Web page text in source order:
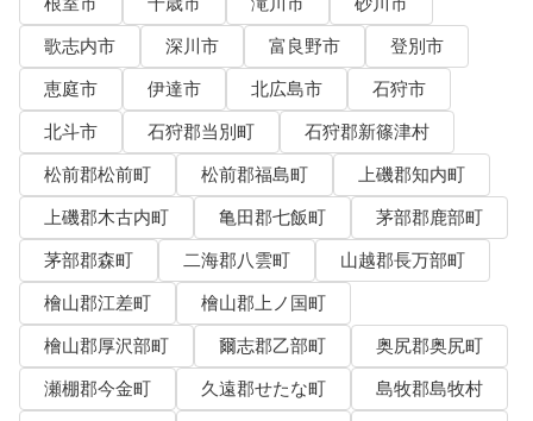
歌志内市
深川市 富良野市
登別市
恵庭市
伊達市 北広島市
石狩市
北斗市
石狩郡当別町
石狩郡新篠津村
松前郡松前町
松前郡福島町
上磯郡知内町
上磯郡木古内町
亀田郡七飯町
茅部郡鹿部町
茅部郡森町
二海郡八雲町
山越郡長万部町
檜山郡江差町
檜山郡上ノ国町
檜山郡厚沢部町
爾志郡乙部町
奥尻郡奥尻町
瀬棚郡今金町
久遠郡せたな町
島牧郡島牧村